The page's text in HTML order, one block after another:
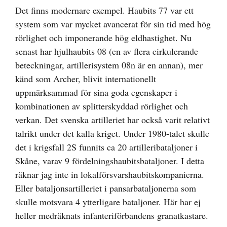
Det finns modernare exempel. Haubits 77 var ett
system som var mycket avancerat för sin tid med hög
rörlighet och imponerande hög eldhastighet. Nu
senast har hjulhaubits 08 (en av flera cirkulerande
beteckningar, artillerisystem 08n är en annan), mer
känd som Archer, blivit internationellt
uppmärksammad för sina goda egenskaper i
kombinationen av splitterskyddad rörlighet och
verkan. Det svenska artilleriet har också varit relativt
talrikt under det kalla kriget. Under 1980-talet skulle
det i krigsfall 2S funnits ca 20 artilleribataljoner i
Skåne, varav 9 fördelningshaubitsbataljoner. I detta
räknar jag inte in lokalförsvarshaubitskompanierna.
Eller bataljonsartilleriet i pansarbataljonerna som
skulle motsvara 4 ytterligare bataljoner. Här har ej
heller medräknats infanteriförbandens granatkastare.